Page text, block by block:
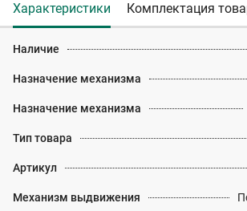
Характеристики Комплектация
Наличие
Назначение механизма
Назначение механизма
Тип товара
Артикул
Механизм выдвижения